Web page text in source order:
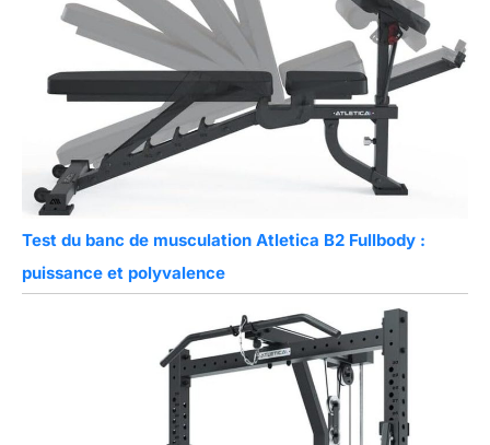
Test du banc de musculation Atletica B2 Fullbody :
puissance et polyvalence